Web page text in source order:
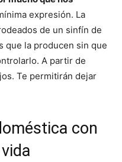
expresión. La
de un sinfín de
que la producen sin que
A partir de
Te permitirán dejar
con